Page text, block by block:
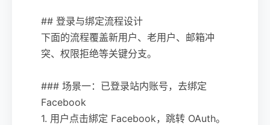
## 登录与绑定流程设计
下面的流程覆盖新用户、老用户、邮箱冲
突、权限拒绝等关键分支。
### 场景一：已登录站内账号，去绑定
Facebook
1. 用户点击綁定 Facebook，跳转 OAuth。